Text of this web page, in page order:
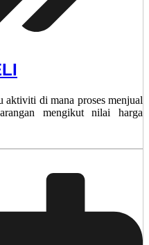
aktiviti di mana proses menjual
mengikut nilai harga